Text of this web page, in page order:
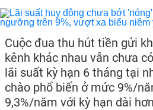
Cuộc đua thu hút tiền gửi
kênh khác nhau vẫn chưa
lãi suất kỳ hạn 6 tháng tại
chào phổ biến ở mức 9%/
9,3%/năm với kỳ hạn dài